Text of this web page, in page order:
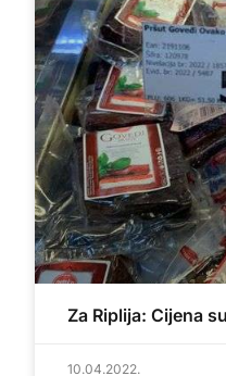
Za Riplija: Cijena
10.04.2022.